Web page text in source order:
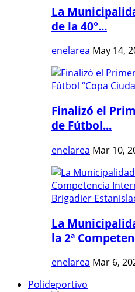
La
de la 40°...
enelarea May 14,
Finalizó el
de Fútbol...
enelarea Mar 10,
La
la 2ª
enelarea Mar 6,
Polideportivo